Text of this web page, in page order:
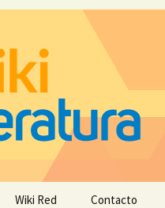
Wiki Red Contacto